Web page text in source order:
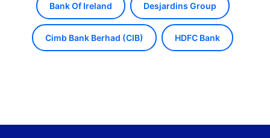
Bank Of Ireland Desjardins Group
Cimb Bank Berhad (CIB) HDFC Bank